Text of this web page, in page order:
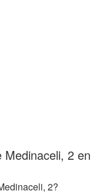
Medinaceli, 2 en
2?